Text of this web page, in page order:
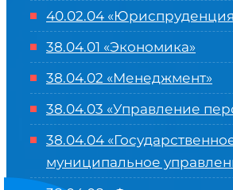
40.02.04
38.04.01 «Экономика»
38.04.02 «Менеджмент»
38.04.03 «Управление
38.04.04
муниципальное